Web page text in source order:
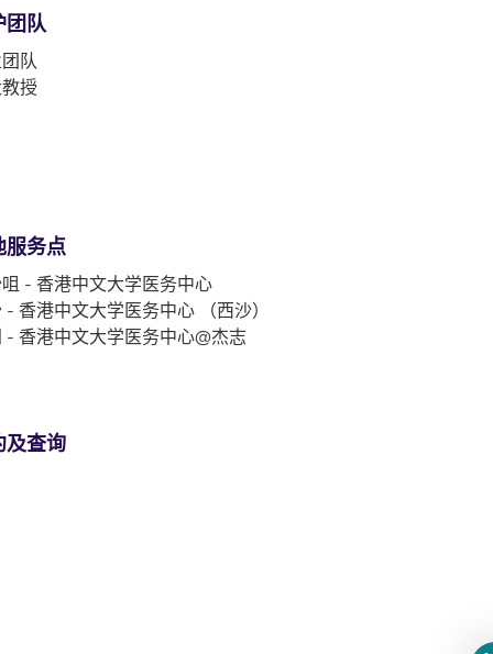
团队
队
授
服务点
- 香港中文大学医务中心
- 香港中文大学医务中心 （西沙）
- 香港中文大学医务中心@杰志
及查询